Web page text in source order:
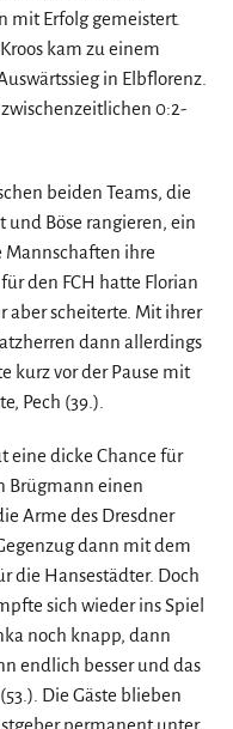
mit Erfolg gemeistert.
kam zu einem
in Elbflorenz.
0:2-
beiden Teams, die
und Böse rangieren, ein
Mannschaften ihre
den FCH hatte Florian
aber scheiterte. Mit ihrer
dann allerdings
kurz vor der Pause mit
Pech (39.).
eine dicke Chance für
Brügmann einen
Arme des Dresdner
dann mit dem
die Hansestädter. Doch
sich wieder ins Spiel
noch knapp, dann
endlich besser und das
Die Gäste blieben
permanent unter